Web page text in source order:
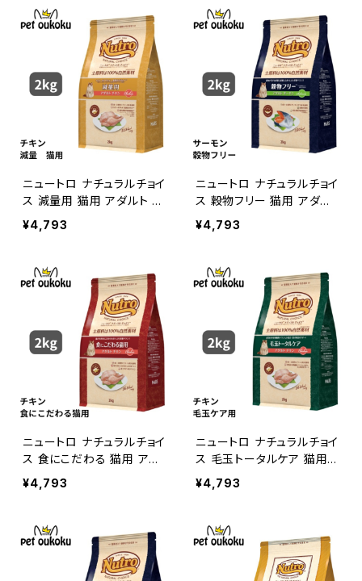
ニュートロ ナチュラルチョイ
ス 減量用 猫用 アダルト チ
キン 2kg 456235878558
¥4,793
ニュートロ ナチュラルチョイ
ス 穀物フリー 猫用 アダル
ト サーモン 2kg 4562358
785610
¥4,793
ニュートロ ナチュラルチョイ
ス 食にこだわる 猫用 アダ
ルト チキン 2kg 4562358
785672
¥4,793
ニュートロ ナチュラルチョイ
ス 毛玉トータルケア 猫用
アダルト チキン 2kg 4562
358786167
¥4,793